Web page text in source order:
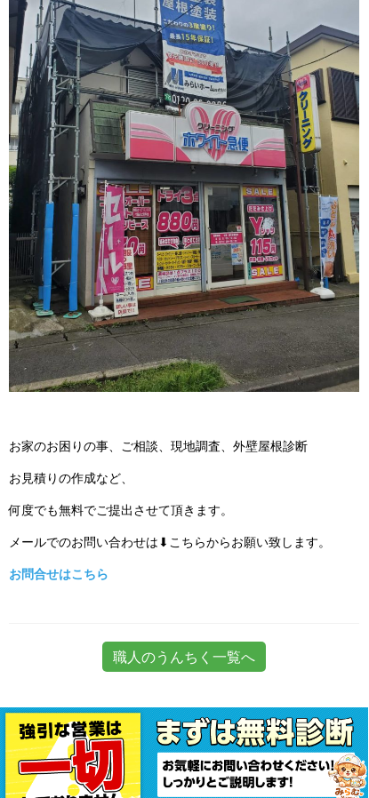
お家のお困りの事、ご相談、現地調査、外壁屋根診断
お見積りの作成など、
何度でも無料でご提出させて頂きます。
メールでのお問い合わせは⬇こちらからお願い致します。
お問合せはこちら
職人のうんちく一覧へ